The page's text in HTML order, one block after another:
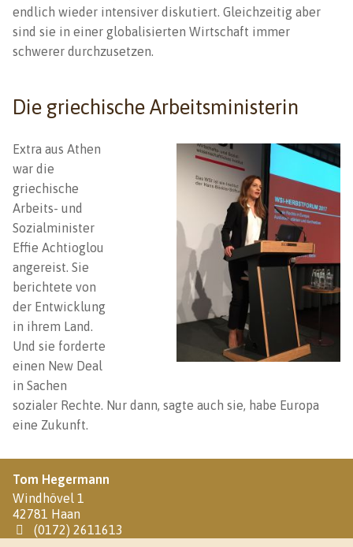
endlich wieder intensiver diskutiert. Gleichzeitig aber
sind sie in einer globalisierten Wirtschaft immer
schwerer durchzusetzen.
Die griechische Arbeitsministerin
Extra aus Athen
war die
griechische
Arbeits- und
Sozialminister
Effie Achtioglou
angereist. Sie
berichtete von
der Entwicklung
in ihrem Land.
Und sie forderte
einen New Deal
in Sachen
sozialer Rechte. Nur dann, sagte auch sie, habe Europa
eine Zukunft.
Tom Hegermann
Windhövel 1
42781 Haan
(0172) 2611613